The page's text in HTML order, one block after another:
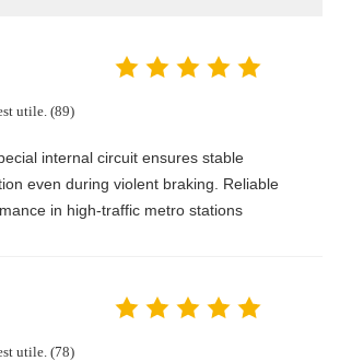
utile. (89)
internal circuit ensures stable
even during violent braking. Reliable
in high-traffic metro stations
utile. (78)